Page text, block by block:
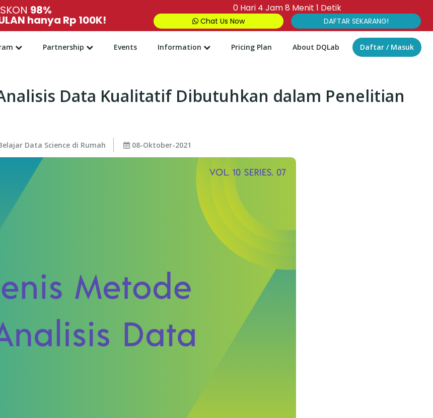
98%
hanya Rp 100K!
0Hari 4Jam8Menit 0 Detik
Chat Us Now DAFTAR SEKARANG!
Partnership Events Information Pricing Plan About DQLab Daftar / Masuk
Data Kualitatif Dibutuhkan dalam Penelitian
Data Science di Rumah 08-Oktober-2021